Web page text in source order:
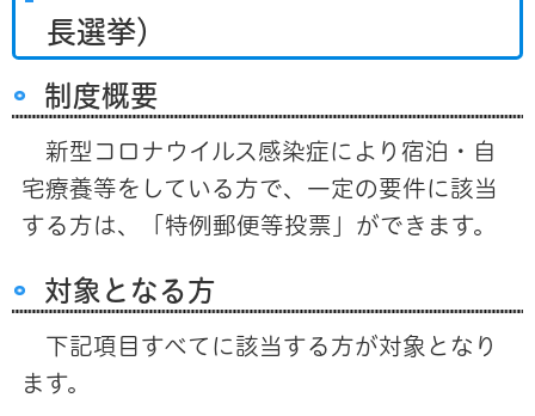
長選挙）
制度概要
新型コロナウイルス感染症により宿泊・自
宅療養等をしている方で、一定の要件に該当
する方は、「特例郵便等投票」ができます。
対象となる方
下記項目すべてに該当する方が対象となり
ます。